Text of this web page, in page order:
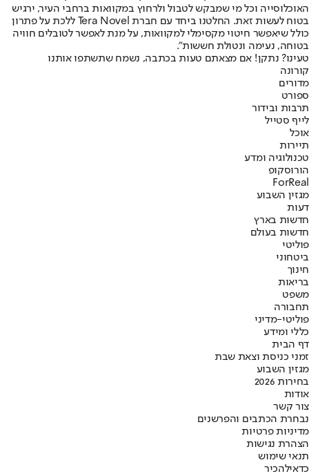
האוכלוסייה וכל מי שמבקש לטבול ולרחוץ במקוואות ברחבי העיר, ירגיש
בטוח לעשות זאת. החלטנו ביחד עם חברת Tera Novel ללכת על פתרון
כולל שיאפשר חיטוי מקסימלי למקוואות, על מנת לאפשר לטובלים חוויה
בטוחה, נעימה ונטולת חששות".
טעינו? נתקן! אם מצאתם טעות בכתבה, נשמח שתשתפו אותנו
קורונה
מדורים
ספורט
תרבות ובידור
לייף סטייל
אוכל
תיירות
טכנולוגיה ומדע
הורוסקופ
ForReal
מגזין השבוע
דעות
חדשות בארץ
חדשות בעולם
פוליטי
ביטחוני
חינוך
בריאות
משפט
תחבורה
פוליטי-מדיני
כללי ומידע
דף הבית
זמני כניסת וצאת שבת
מגזין השבוע
בחירות 2026
אודות
צור קשר
נבחרת הכתבים והפרשנים
מדיניות פרטיות
הצהרת נגישות
תנאי שימוש
כדאילהכיר